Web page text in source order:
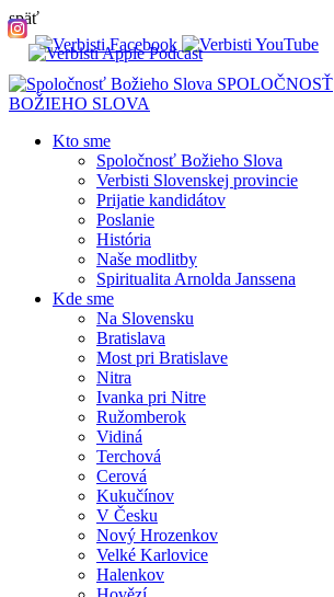
späť
SPOLOČNOSŤ
BOŽIEHO SLOVA
Kto sme
Spoločnosť Božieho Slova
Verbisti Slovenskej provincie
Prijatie kandidátov
Poslanie
História
Naše modlitby
Spiritualita Arnolda Janssena
Kde sme
Na Slovensku
Bratislava
Most pri Bratislave
Nitra
Ivanka pri Nitre
Ružomberok
Vidiná
Terchová
Cerová
Kukučínov
V Česku
Nový Hrozenkov
Velké Karlovice
Halenkov